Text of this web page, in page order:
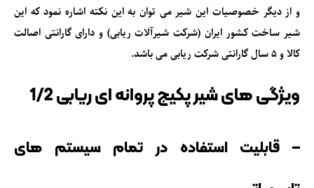
و از دیگر خصوصیات این شیر می توان به این نکته اشاره نمود که این
شیر ساخت کشور ایران (شرکت شیرآلات ریابی) و دارای گارانتی اصالت
کالا و 5 سال گارانتی شرکت ریابی می باشد.
ویژگی های شیر پکیج پروانه ای ریابی 1/2
– قابلیت استفاده در تمام سیستم های